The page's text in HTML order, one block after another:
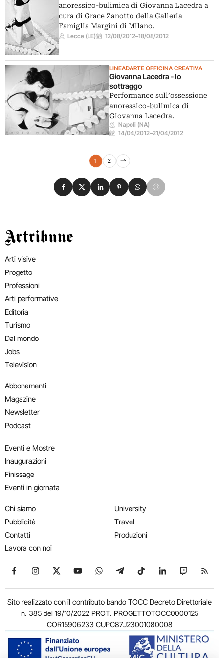
anoressico-bulimica di Giovanna Lacedra a
cura di Grace Zanotto della Galleria
Famiglia Margini di Milano.
Lecce (LE) 12/08/2012–18/08/2012
LINEADARTE OFFICINA CREATIVA
Giovanna Lacedra - Io
sottraggo
Performance sull’ossessione
anoressico-bulimica di
Giovanna Lacedra.
Napoli (NA)
14/04/2012–21/04/2012
Navigazione eventi1 2
Pagina successiva
Condividi su Facebook
Condividi su X
Condividi su LinkedIn
Condividi su Pinterest
Condividi su WhatsApp
Condividi su Email
Artribune
Arti visive
Progetto
Professioni
Arti performative
Editoria
Turismo
Dal mondo
Jobs
Television
Abbonamenti
Magazine
Newsletter
Podcast
Eventi e Mostre
Inaugurazioni
Finissage
Eventi in giornata
Chi siamo
Pubblicità
Contatti
Lavora con noi
University
Travel
Produzioni
Seguici su Facebook
Seguici su Instagram
Seguici su X
Seguici su YouTube
Seguici su WhatsApp
Seguici su Telegram
Seguici su TikTok
Seguici su
Seguici
Sito realizzato con il contributo bando TOCC Decreto Direttoriale
n. 385 del 19/10/2022 PROT. PROGETTOTOCC0000125
COR15906233 CUPC87J23001080008